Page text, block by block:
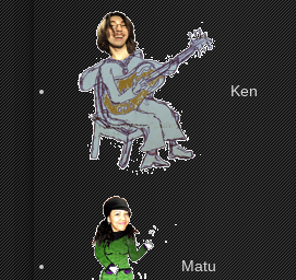
Ken
Matu